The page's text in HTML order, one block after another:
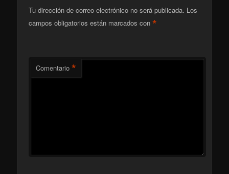
Tu dirección de correo electrónico no será publicada. Los
campos obligatorios están marcados con*
Comentario *